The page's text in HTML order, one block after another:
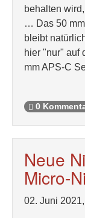
behalten
… Das 50
bleibt
hier "nur" auf
mm APS-C
0
Neue
Micro-
02. Juni 2021,